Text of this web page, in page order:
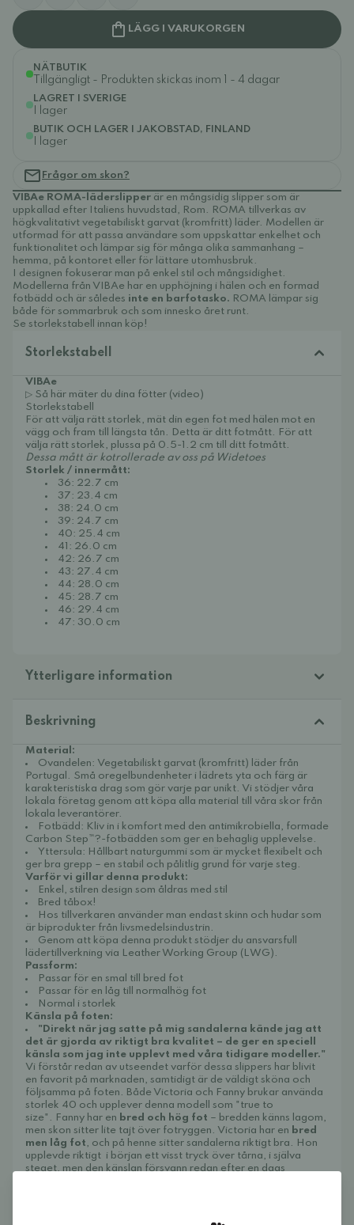
LÄGG I VARUKORGEN
NÄTBUTIK
Tillgängligt - Produkten skickas inom 1 - 4 dagar
LAGRET I SVERIGE
I lager
BUTIK OCH LAGER I JAKOBSTAD, FINLAND
I lager
Frågor om skon?
VIBAe ROMA-läderslipper är en mångsidig slipper som är
uppkallad efter Italiens huvudstad, Rom. ROMA tillverkas av
högkvalitativt vegetabiliskt garvat (kromfritt) läder. Modellen är
utformad för att passa användare som uppskattar enkelhet och
funktionalitet och lämpar sig för många olika sammanhang –
hemma, på kontoret eller för lättare utomhusbruk.
I designen fokuserar man på enkel stil och mångsidighet.
Modellerna från VIBAe har en upphöjning i hälen och en formad
fotbädd och är således inte en barfotasko. ROMA lämpar sig
både för sommarbruk och som innesko året runt.
Se storlekstabell innan köp!
Storlekstabell
VIBAe
▷ Så här mäter du dina fötter (video)
Storlekstabell
För att välja rätt storlek, mät din egen fot med hälen mot en
vägg och fram till längsta tån. Detta är ditt fotmått. För att
välja rätt storlek, plussa på 0.5-1.2 cm till ditt fotmått.
Dessa mått är kotrollerade av oss på Widetoes
Storlek / innermått:
36: 22.7 cm
37: 23.4 cm
38: 24.0 cm
39: 24.7 cm
40: 25.4 cm
41: 26.0 cm
42: 26.7 cm
43: 27.4 cm
44: 28.0 cm
45: 28.7 cm
46: 29.4 cm
47: 30.0 cm
Ytterligare information
Beskrivning
Material:
Ovandelen: Vegetabiliskt garvat (kromfritt) läder från
Portugal. Små oregelbundenheter i lädrets yta och färg är
karakteristiska drag som gör varje par unikt. Vi stödjer våra
lokala företag genom att köpa alla material till våra skor från
lokala leverantörer.
Fotbädd: Kliv in i komfort med den antimikrobiella, formade
Carbon Step™?-fotbädden som ger en behaglig upplevelse.
Yttersula: Hållbart naturgummi som är mycket flexibelt och
ger bra grepp – en stabil och pålitlig grund för varje steg.
Varför vi gillar denna produkt:
Enkel, stilren design som åldras med stil
Bred tåbox!
Hos tillverkaren använder man endast skinn och hudar som
är biprodukter från livsmedelsindustrin.
Genom att köpa denna produkt stödjer du ansvarsfull
lädertillverkning via Leather Working Group (LWG).
Passform:
Passar för en smal till bred fot
Passar för en låg till normalhög fot
Normal i storlek
Känsla på foten:
"Direkt när jag satte på mig sandalerna kände jag att
det är gjorda av riktigt bra kvalitet – de ger en speciell
känsla som jag inte upplevt med våra tidigare modeller."
Vi förstår redan av utseendet varför dessa slippers har blivit
en favorit på marknaden, samtidigt är de väldigt sköna och
följsamma på foten. Både Victoria och Fanny brukar använda
storlek 40 och upplever denna modell som "true to
size".
Fanny har en bred och hög fot – bredden känns lagom,
men skon sitter lite tajt över fotryggen. Victoria har en bred
men låg fot, och på henne sitter sandalerna riktigt bra. Hon
upplevde riktigt i början ett visst tryck över tårna, i själva
steget, men den känslan försvann redan efter en dags